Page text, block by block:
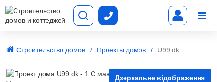
Строительство домов Проекты домов U99 dk
Дзеркальне відображення